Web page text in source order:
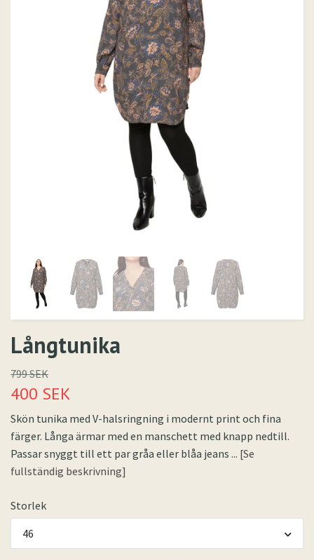
Långtunika
799 SEK
400 SEK
Skön tunika med V-halsringning i modernt print och fina
färger. Långa ärmar med en manschett med knapp nedtill.
Passar snyggt till ett par gråa eller blåa jeans ... [Se
fullständig beskrivning]
Storlek
46